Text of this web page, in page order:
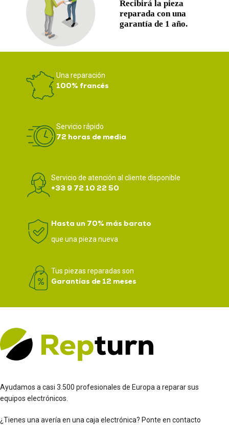
Una reparación
100% francés
Servicio rápido
72 horas de media
Servicio de atención al cliente disponible
+33 9 72 10 22 50
Hasta un 70% más barato
que una pieza nueva
Tus piezas reparadas son
Garantías de 12 meses
Ayudamos a casi 3.500 profesionales de Europa a reparar sus
equipos electrónicos.
¿Tienes una avería en una caja electrónica? Ponte en contacto